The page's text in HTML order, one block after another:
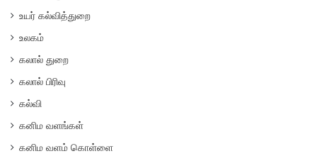
உயர் கல்வித்துறை
உலகம்
கலால் துறை
கலால் பிரிவு
கல்வி
கனிம வளங்கள்
கனிம வளம் கொள்ளை